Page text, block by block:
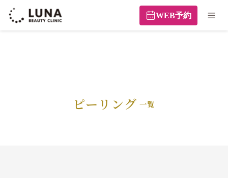
WEB予約
ピーリング